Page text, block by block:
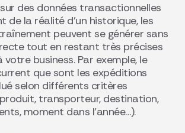
des données transactionnelles
de la réalité d’un historique, les
peuvent se générer sans
tout en restant très précises
business. Par exemple, le
que sont les expéditions
selon différents critères
transporteur, destination,
moment dans l’année…).